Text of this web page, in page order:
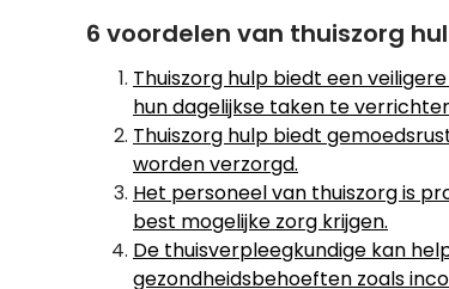
6 voordelen van thuiszorg
Thuiszorg hulp biedt een
hun dagelijkse taken te
Thuiszorg hulp biedt
worden verzorgd.
Het personeel van thuiszorg is
best mogelijke zorg krijgen.
De thuisverpleegkundige kan
gezondheidsbehoeften zoals